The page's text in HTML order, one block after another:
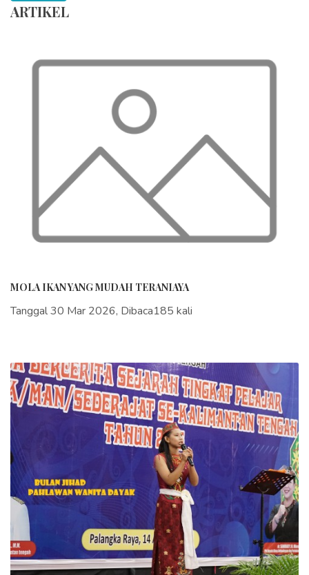
ARTIKEL
MOLA IKAN YANG MUDAH TERANIAYA
Tanggal 30 Mar 2026, Dibaca185 kali